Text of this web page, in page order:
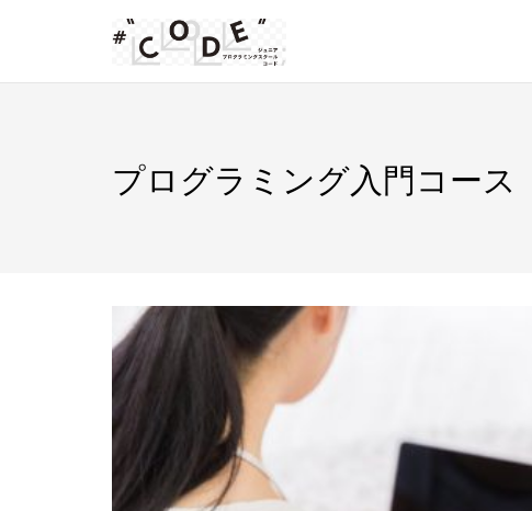
プログラミング入門コース